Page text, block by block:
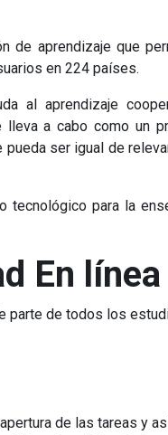
de aprendizaje que
en 224 países.
al aprendizaje
a cabo como un
ser igual de
tecnológico para la
En
parte de todos los
de las tareas y